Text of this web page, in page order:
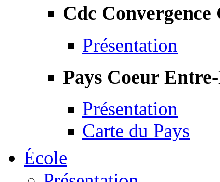
Cdc Convergence
Présentation
Pays Coeur
Présentation
Carte du Pays
École